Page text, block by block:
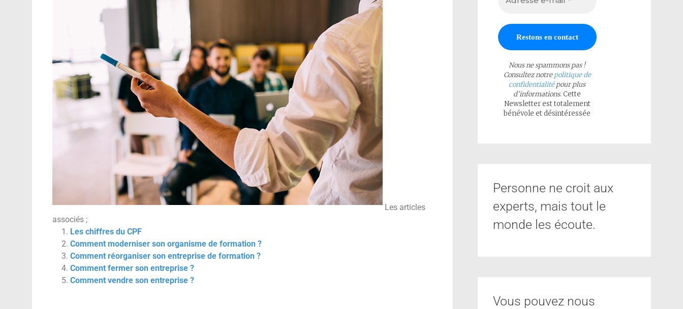
Les articles
associés ;
Les chiffres du CPF
Comment moderniser son organisme de formation ?
Comment réorganiser son entreprise de formation ?
Comment fermer son entreprise ?
Comment vendre son entreprise ?
Nous ne spammons pas !
Consultez notrepolitique de
confidentialitépour plus
d’informations. Cette
Newsletter est totalement
bénévole et désintéressée
Personne ne croit aux
experts, mais tout le
monde les écoute.
Vous pouvez nous